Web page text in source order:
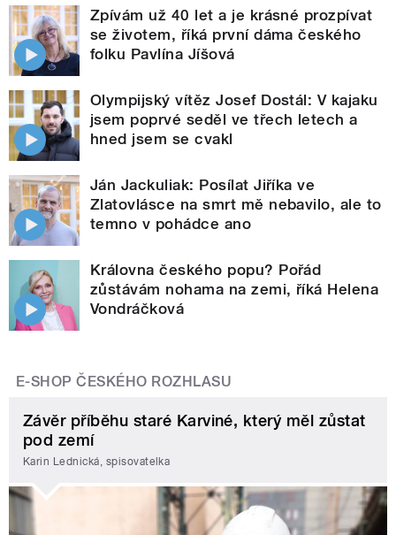
Zpívám už 40 let a je krásné prozpívat
se životem, říká první dáma českého
folku Pavlína Jíšová
Olympijský vítěz Josef Dostál: V kajaku
jsem poprvé seděl ve třech letech a
hned jsem se cvakl
Ján Jackuliak: Posílat Jiříka ve
Zlatovlásce na smrt mě nebavilo, ale to
temno v pohádce ano
Královna českého popu? Pořád
zůstávám nohama na zemi, říká Helena
Vondráčková
E-SHOP ČESKÉHO ROZHLASU
Závěr příběhu staré Karviné, který měl zůstat
pod zemí
Karin Lednická, spisovatelka